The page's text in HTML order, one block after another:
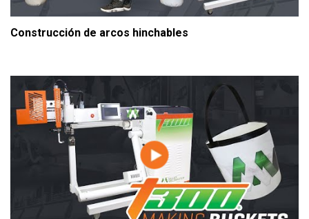
Construcción de arcos hinchables